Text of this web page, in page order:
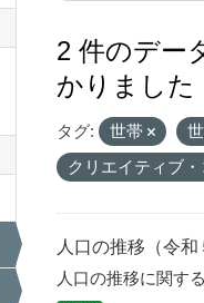
2 件のデー
かりました
タグ: 世帯
クリエイティブ
人口の推移（令和
人口の推移に関す